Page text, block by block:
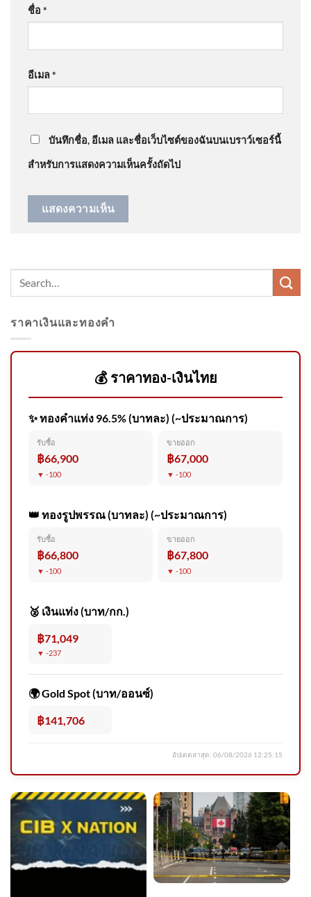
ถิ่น 6 ส.ค.
ครม.อนุมัติ 16 ล้าน ร่วมมือ 3
ประเทศเพื่อนบ้าน สกัดกั้นยา
ประปานครหลวง) ควบคุม
คุณภาพน้ำประปาตั้งแต่ต้นน้ำ
กีดขวาง2ช่องทาง รถบรรทุกหก
ท่าสะ 2026-08-05 12:29:00
สุดการเดินทาง ​: “กลับบ้านเราแล้วนะฮลู…”
ลับถึงไทย สิ้นสุดการเดินทาง ​: “ได้กลับบ้านเราแล้วนะ…”
ชื่อ *
อีเมล*
บันทึกชื่อ, อีเมล และชื่อเว็บไซต์ของฉันบนเบราว์เซอร์นี้
สำหรับการแสดงความเห็นครั้งถัดไป
ราคาเงินและทองคำ
💰 ราคาทอง-เงินไทย
✨ ทองคำแท่ง 96.5% (บาทละ) (~ประมาณการ)
รับซื้อ
฿66,900
▼ -100
ขายออก
฿67,000
▼ -100
👑 ทองรูปพรรณ (บาทละ) (~ประมาณการ)
รับซื้อ
฿66,800
▼ -100
ขายออก
฿67,800
▼ -100
🥈 เงินแท่ง (บาท/กก.)
฿71,049
▼ -237
🌍 Gold Spot (บาท/ออนซ์)
฿141,706
อัปเดตล่าสุด: 06/08/2026 12:25:15